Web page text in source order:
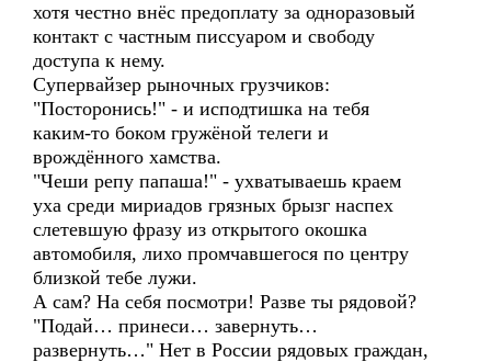
хотя честно внёс предоплату за одноразовый
контакт с частным писсуаром и свободу
доступа к нему.
Супервайзер рыночных грузчиков:
"Посторонись!" - и исподтишка на тебя
каким-то боком гружёной телеги и
врождённого хамства.
"Чеши репу папаша!" - ухватываешь краем
уха среди мириадов грязных брызг наспех
слетевшую фразу из открытого окошка
автомобиля, лихо промчавшегося по центру
близкой тебе лужи.
А сам? На себя посмотри! Разве ты рядовой?
"Подай… принеси… завернуть…
развернуть…" Нет в России рядовых граждан,